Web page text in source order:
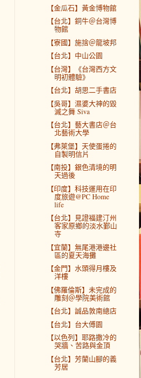
【金瓜石】黃金博物館
【台北】銅牛＠台灣博
物館
【寮國】施捨＠龍坡邦
【台北】中山公園
【台灣】《台灣西方文
明初體驗》
【台北】胡思二手書店
【吳哥】濕婆大神的毀
滅之舞 Siva
【台北】藝大書店＠台
北藝術大學
【弗萊堡】天使蛋捲的
自製明信片
【南投】銀色清境的明
天過後
【印度】科技運用在印
度旅遊@PC Home
life
【台北】見證福建汀州
客家原鄉的淡水鄞山
寺
【宜蘭】無尾港港邊社
區的夏天海攤
【金門】水頭得月樓及
洋樓
【佛羅倫斯】未完成的
雕刻＠學院美術館
【台北】誠品敦南總店
【台北】台大傅園
【以色列】耶路撒冷的
哭牆、苦路與金頂
【台北】芳蘭山腳的義
芳居